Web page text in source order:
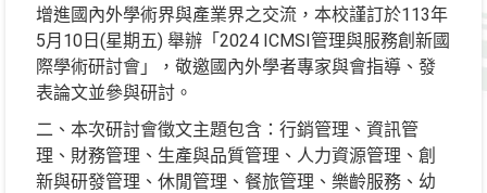
增進國內外學術界與產業界之交流，本校謹訂於113年
5月10日(星期五) 舉辦「2024 ICMSI管理與服務創新國
際學術研討會」，敬邀國內外學者專家與會指導、發
表論文並參與研討。
二、本次研討會徵文主題包含：行銷管理、資訊管
理、財務管理、生產與品質管理、人力資源管理、創
新與研發管理、休閒管理、餐旅管理、樂齡服務、幼